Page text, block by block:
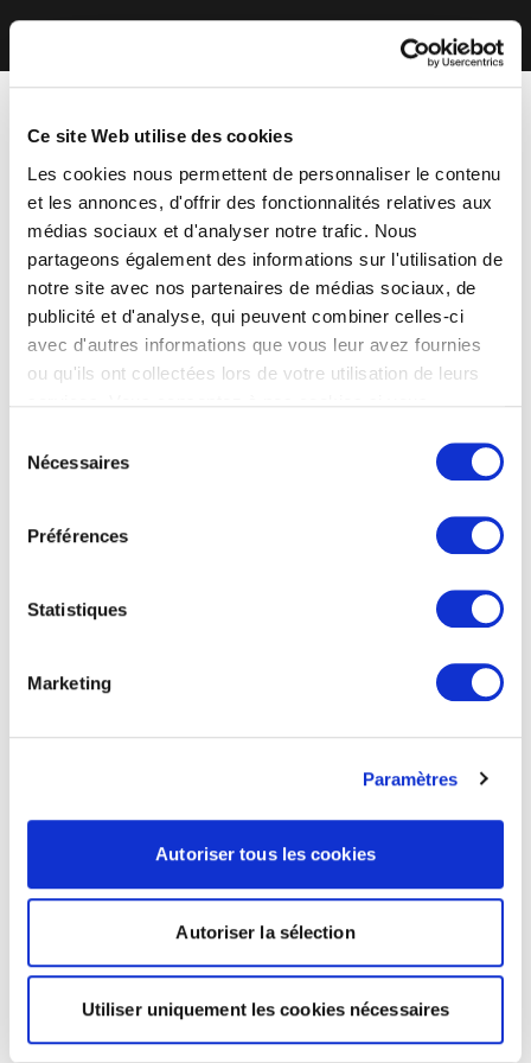
Ce site Web utilise des cookies
Les cookies nous permettent de personnaliser le contenu
et les annonces, d'offrir des fonctionnalités relatives aux
médias sociaux et d'analyser notre trafic. Nous
partageons également des informations sur l'utilisation de
notre site avec nos partenaires de médias sociaux, de
publicité et d'analyse, qui peuvent combiner celles-ci
avec d'autres informations que vous leur avez fournies
ou qu'ils ont collectées lors de votre utilisation de leurs
Nécessaires
Préférences
Statistiques
Marketing
Paramètres
Autoriser tous les cookies
Autoriser la sélection
Utiliser uniquement les cookies nécessaires